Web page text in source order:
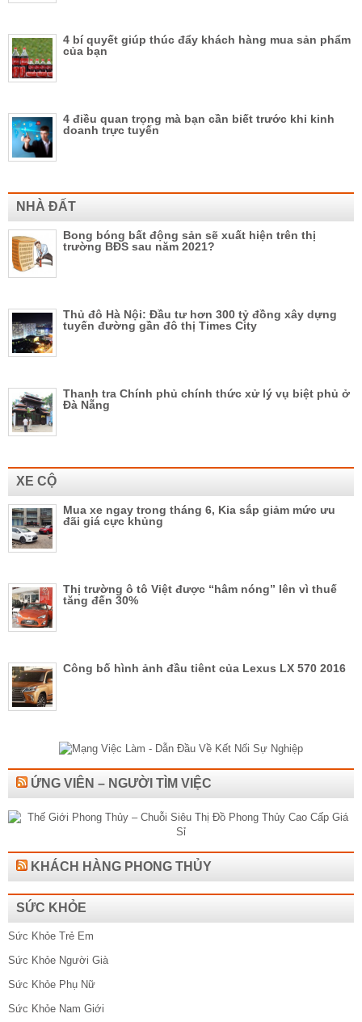
4 bí quyết giúp thúc đẩy khách hàng mua sản phẩm
của bạn
4 điều quan trọng mà bạn cần biết trước khi kinh
doanh trực tuyến
NHÀ ĐẤT
Bong bóng bất động sản sẽ xuất hiện trên thị
trường BĐS sau năm 2021?
Thủ đô Hà Nội: Đầu tư hơn 300 tỷ đồng xây dựng
tuyến đường gần đô thị Times City
Thanh tra Chính phủ chính thức xử lý vụ biệt phủ ở
Đà Nẵng
XE CỘ
Mua xe ngay trong tháng 6, Kia sắp giảm mức ưu
đãi giá cực khủng
Thị trường ô tô Việt được “hâm nóng” lên vì thuế
tăng đến 30%
Công bố hình ảnh đầu tiênt của Lexus LX 570 2016
ỨNG VIÊN – NGƯỜI TÌM VIỆC
KHÁCH HÀNG PHONG THỦY
SỨC KHỎE
Sức Khỏe Trẻ Em
Sức Khỏe Người Già
Sức Khỏe Phụ Nữ
Sức Khỏe Nam Giới